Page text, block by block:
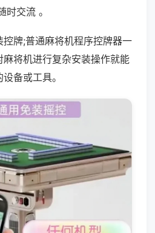
交流 。
牌;普通麻将机程序控牌器一
将机进行复杂安装操作就能
备或工具。